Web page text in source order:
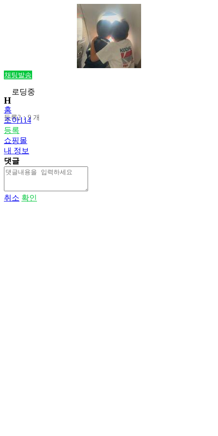
채팅발송
Н
등록2：9 개
로딩중
홈
조아114
등록
쇼핑몰
내 정보
댓글
취소 확인